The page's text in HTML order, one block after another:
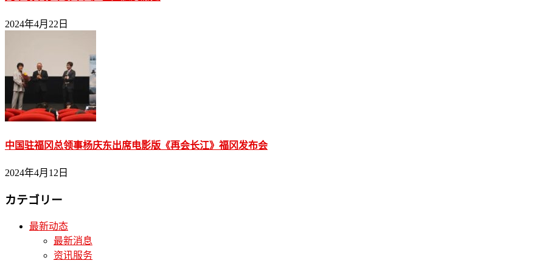
2024年4月22日
中国驻福冈总领事杨庆东出席电影版《再会长江》福冈发布会
2024年4月12日
カテゴリー
最新动态
最新消息
资讯服务